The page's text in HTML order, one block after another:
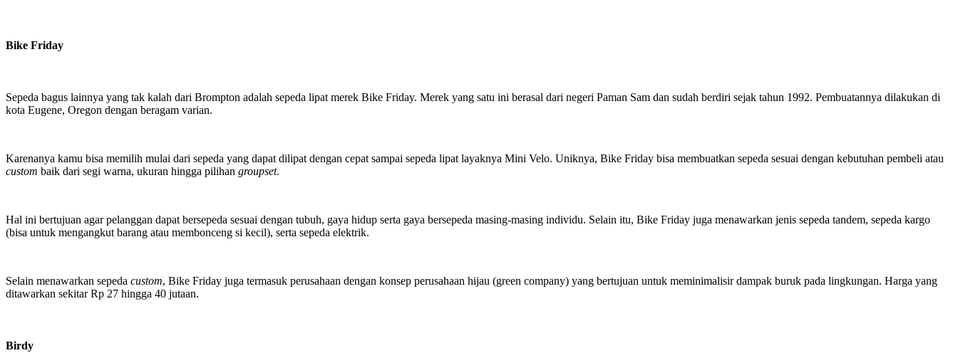
Bike Friday
Sepeda bagus lainnya yang tak kalah dari Brompton adalah sepeda lipat merek Bike Friday. Merek yang satu ini berasal dari negeri Paman Sam dan sudah berdiri sejak tahun 1992. Pembuatannya dilakukan di
kota Eugene, Oregon dengan beragam varian.
Karenanya kamu bisa memilih mulai dari sepeda yang dapat dilipat dengan cepat sampai sepeda lipat layaknya Mini Velo. Uniknya, Bike Friday bisa membuatkan sepeda sesuai dengan kebutuhan pembeli atau
custom baik dari segi warna, ukuran hingga pilihan groupset.
Hal ini bertujuan agar pelanggan dapat bersepeda sesuai dengan tubuh, gaya hidup serta gaya bersepeda masing-masing individu. Selain itu, Bike Friday juga menawarkan jenis sepeda tandem, sepeda kargo
(bisa untuk mengangkut barang atau membonceng si kecil), serta sepeda elektrik.
Selain menawarkan sepeda custom, Bike Friday juga termasuk perusahaan dengan konsep perusahaan hijau (green company) yang bertujuan untuk meminimalisir dampak buruk pada lingkungan. Harga yang
ditawarkan sekitar Rp 27 hingga 40 jutaan.
Birdy